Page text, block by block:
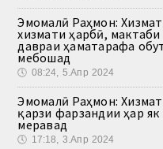
Эмомалӣ Раҳмон:
хизмати ҳарбӣ,
давраи ҳаматарафа
мебошад
🕔 08:24, 5.Апр 2024
Эмомалӣ Раҳмон:
қарзи фарзандии ҳар
меравад
🕔 17:18, 3.Апр 2024